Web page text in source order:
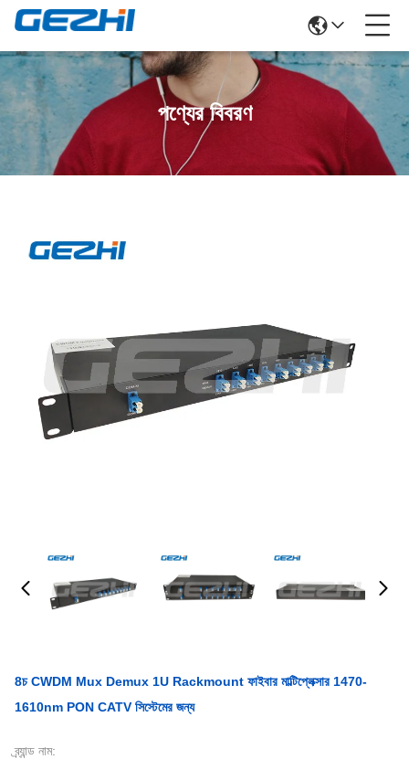
পণ্যের বিবরণ
8চ CWDM Mux Demux 1U Rackmount ফাইবার মাল্টিপ্লেক্সার 1470-
1610nm PON CATV সিস্টেমের জন্য
ব্র্যান্ড নাম: